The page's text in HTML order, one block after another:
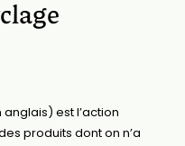
est l’action
produits dont on n’a